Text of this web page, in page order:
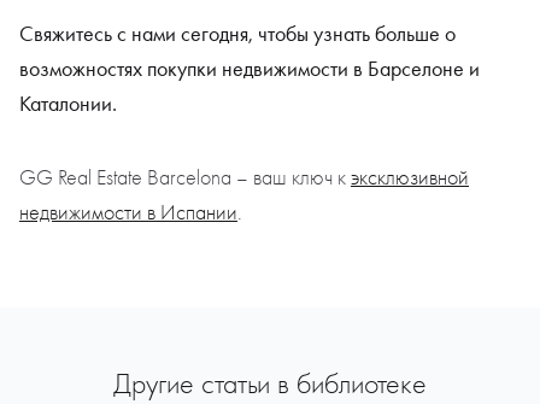
Свяжитесь с нами сегодня, чтобы узнать больше о
возможностях покупки недвижимости в Барселоне и
Каталонии.
GG Real Estate Barcelona – ваш ключ кэксклюзивной
недвижимости в Испании.
Другие статьи в библиотеке